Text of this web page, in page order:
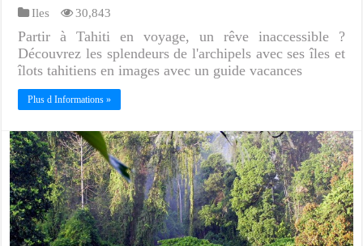
Iles 30,843
Partir à Tahiti en voyage, un rêve inaccessible ?
Découvrez les splendeurs de l'archipels avec ses îles et
îlots tahitiens en images avec un guide vacances
Plus d Informations »